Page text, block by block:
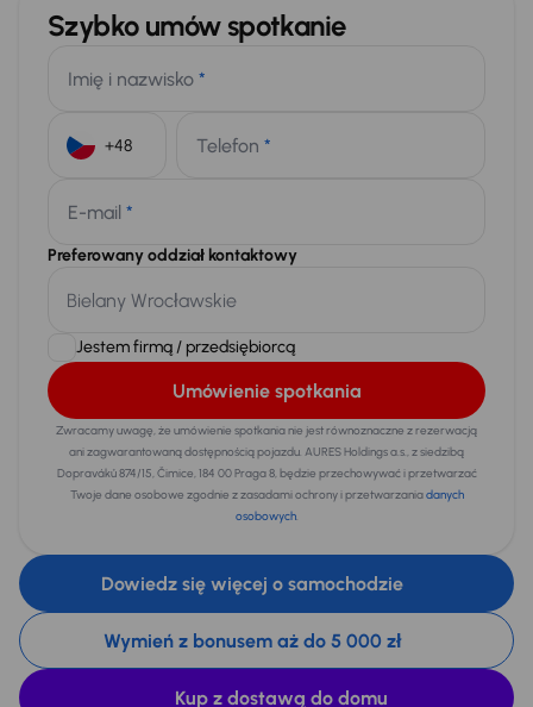
Szybko umów spotkanie
Imię i nazwisko *
Telefon *
E-mail *
Preferowany oddział kontaktowy
Jestem firmą / przedsiębiorcą
Umówienie spotkania
Zwracamy uwagę, że umówienie spotkania nie jest równoznaczne z rezerwacją
ani zagwarantowaną dostępnością pojazdu. AURES Holdings a.s., z siedzibą
Dopraváků 874/15, Čimice, 184 00 Praga 8, będzie przechowywać i przetwarzać
Twoje dane osobowe zgodnie z zasadami ochrony i przetwarzaniadanych
osobowych.
Dowiedz się więcej o samochodzie
Wymień z bonusem aż do 5 000 zł
Kup z dostawą do domu